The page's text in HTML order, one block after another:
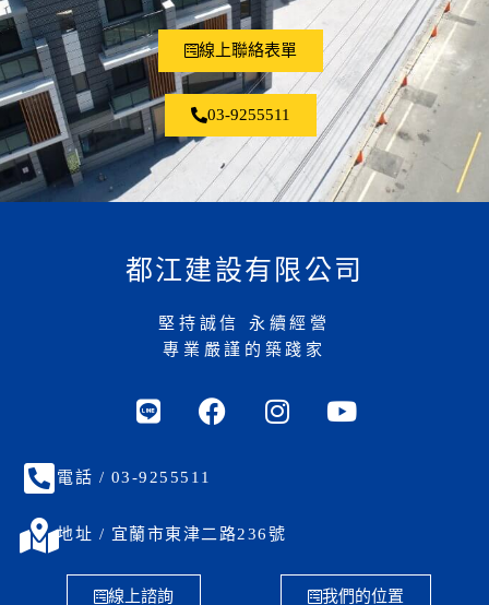
線上聯絡表單
03-9255511
都江建設有限公司
堅持誠信 永續經營
專業嚴謹的築踐家
電話 / 03-9255511
地址 / 宜蘭市東津二路236號
線上諮詢 我們的位置